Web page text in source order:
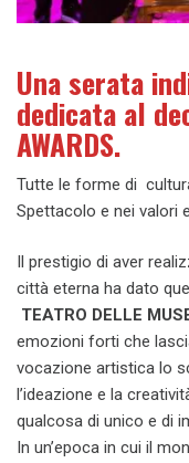
Una serata
dedicata al
AWARDS.
Tutte le forme di
Spettacolo e nei valori
Il prestigio di aver
città eterna ha dato
TEATRO DELLE
emozioni forti che
vocazione artistica lo
l’ideazione e la
qualcosa di unico e di
In un’epoca in cui il